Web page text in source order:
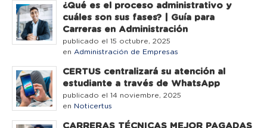
¿Qué es el proceso administrativo y
cuáles son sus fases? | Guía para
Carreras en Administración
publicado el 15 octubre, 2025
en Administración de Empresas
CERTUS centralizará su atención al
estudiante a través de WhatsApp
publicado el 14 noviembre, 2025
en Noticertus
CARRERAS TÉCNICAS MEJOR PAGADAS